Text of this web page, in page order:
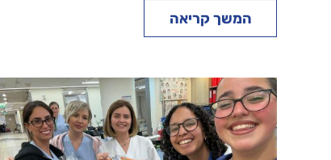
המשך קריאה